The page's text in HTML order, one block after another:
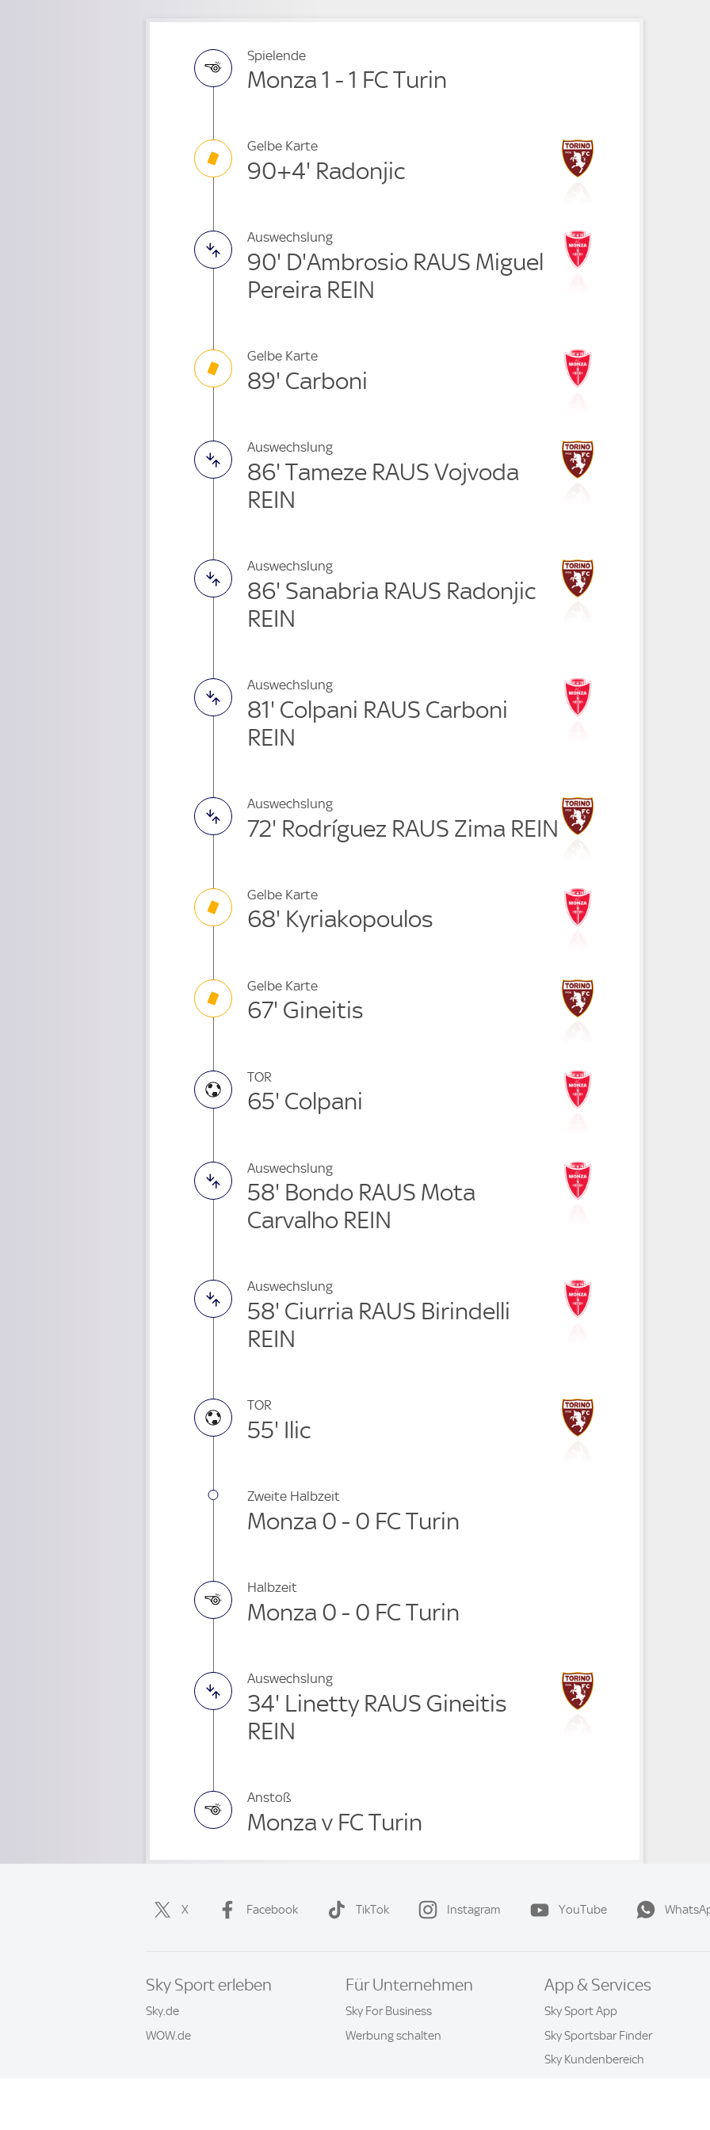
Spielende
Monza 1 - 1 FC Turin
Gelbe Karte
90+4' Radonjic
Auswechslung
90' D'Ambrosio RAUS Miguel
Pereira REIN
Gelbe Karte
89' Carboni
Auswechslung
86' Tameze RAUS Vojvoda
REIN
Auswechslung
86' Sanabria RAUS Radonjic
REIN
Auswechslung
81' Colpani RAUS Carboni
REIN
Auswechslung
72' Rodríguez RAUS Zima REIN
Gelbe Karte
68' Kyriakopoulos
Gelbe Karte
67' Gineitis
TOR
65' Colpani
Auswechslung
58' Bondo RAUS Mota
Carvalho REIN
Auswechslung
58' Ciurria RAUS Birindelli
REIN
TOR
55' Ilic
Zweite Halbzeit
Monza 0 - 0 FC Turin
Halbzeit
Monza 0 - 0 FC Turin
Auswechslung
34' Linetty RAUS Gineitis
REIN
Anstoß
Monza v FC Turin
X Facebook TikTok Instagram YouTube
Sky Sport erleben
Sky.de
WOW.de
Für Unternehmen
Sky For Business
Werbung schalten
App & Services
Sky Sport App
Sky Sportsbar Finder
Sky Kundenbereich